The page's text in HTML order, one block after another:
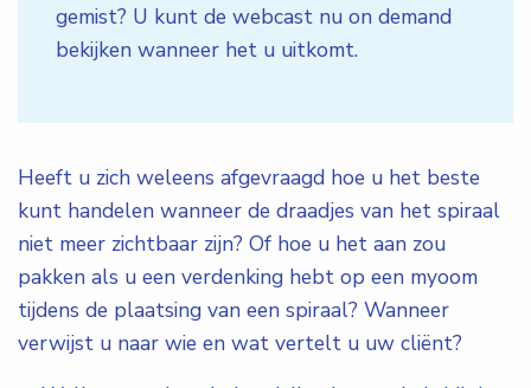
gemist? U kunt de webcast nu on demand
bekijken wanneer het u uitkomt.
Heeft u zich weleens afgevraagd hoe u het beste
kunt handelen wanneer de draadjes van het spiraal
niet meer zichtbaar zijn? Of hoe u het aan zou
pakken als u een verdenking hebt op een myoom
tijdens de plaatsing van een spiraal? Wanneer
verwijst u naar wie en wat vertelt u uw cliënt?